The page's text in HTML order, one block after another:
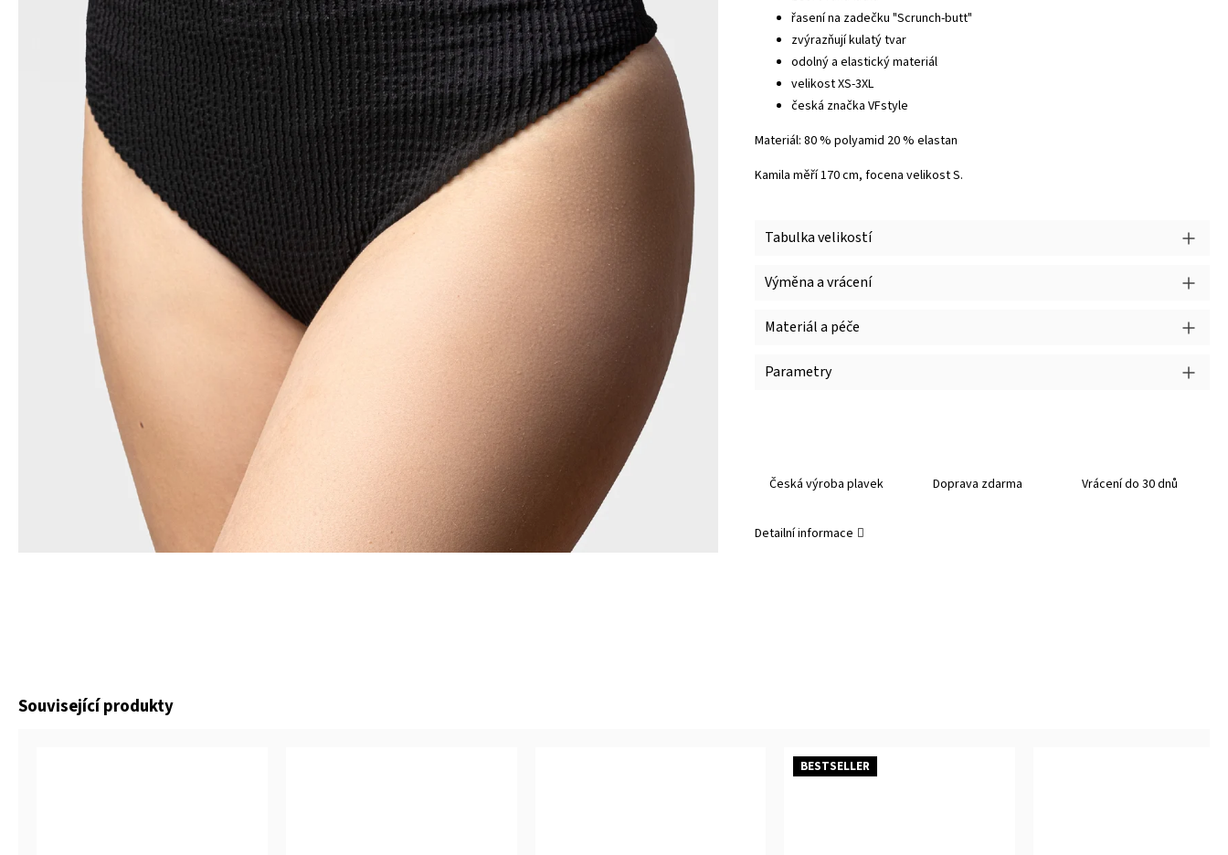
Tabulka velikostí
Výměna a vrácení
Materiál a péče
Parametry
Česká výroba plavek Doprava zdarma Vrácení do 30 dnů
řasení na zadečku "Scrunch-butt"
zvýrazňují kulatý tvar
odolný a elastický materiál
velikost XS-3XL
česká značka VFstyle
Materiál: 80 % polyamid 20 % elastan
Kamila měří 170 cm, focena velikost S.
Detailní informace
Související produkty
BESTSELLER